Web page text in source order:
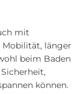
mit
länger
beim Baden
können.